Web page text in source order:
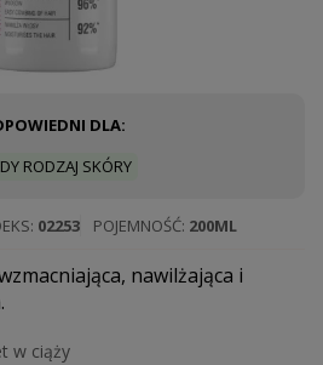
DLA:
RODZAJ SKÓRY
02253 POJEMNOŚĆ 200ML
nawilżająca i
w ciąży